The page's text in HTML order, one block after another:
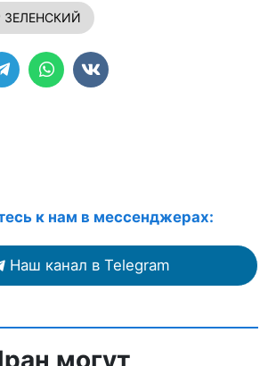
к нам в мессенджерах:
Наш канал в Telegram